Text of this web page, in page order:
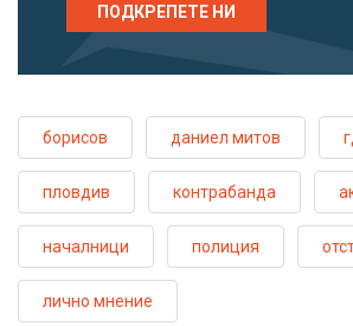
ПОДКРЕПЕТЕ НИ
борисов даниел митов
пловдив контрабанда
началници полиция
лично мнение